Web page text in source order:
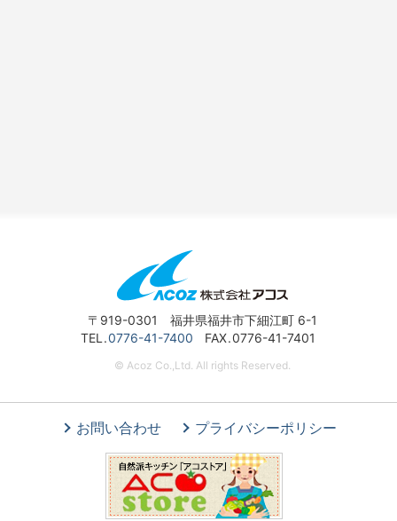
〒919-0301 福井県福井市下細江町 6-1
TEL
0776-41-7400 FAX 0776-41-7401
© Acoz Co.,Ltd. All rights Reserved.
お問い合わせ プライバシーポリシー